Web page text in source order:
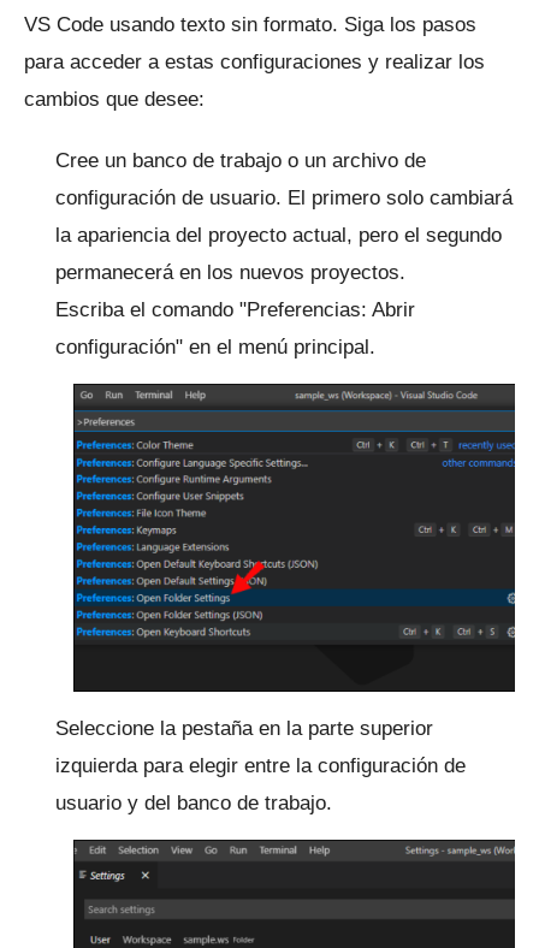
VS Code usando texto sin formato. Siga los pasos
para acceder a estas configuraciones y realizar los
cambios que desee:
Cree un banco de trabajo o un archivo de
configuración de usuario. El primero solo cambiará
la apariencia del proyecto actual, pero el segundo
permanecerá en los nuevos proyectos.
Escriba el comando "Preferencias: Abrir
configuración" en el menú principal.
Seleccione la pestaña en la parte superior
izquierda para elegir entre la configuración de
usuario y del banco de trabajo.